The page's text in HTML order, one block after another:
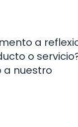
a
o
a nuestro